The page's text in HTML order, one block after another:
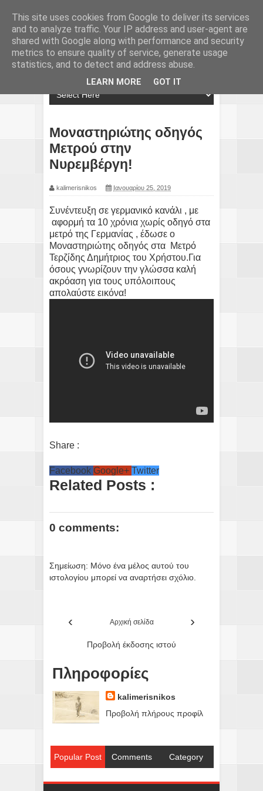
Μοναστηριώτης οδηγός
Μετρού στην
Νυρεμβέργη!
kalimerisnikos Ιανουαρίου 25, 2019
Συνέντευξη σε γερμανικό κανάλι , με
αφορμή τα 10 χρόνια χωρίς οδηγό στα
μετρό της Γερμανίας , έδωσε ο
Μοναστηριώτης οδηγός στα Μετρό
Τερζίδης Δημήτριος του Χρήστου.Για
όσους γνωρίζουν την γλώσσα καλή
ακρόαση για τους υπόλοιπους
απολαύστε εικόνα!
Share :
Facebook Google+ Twitter
Related Posts :
0 comments:
Σημείωση: Μόνο ένα μέλος αυτού του
ιστολογίου μπορεί να αναρτήσει σχόλιο.
‹ ›
Αρχική σελίδα
Προβολή έκδοσης ιστού
Πληροφορίες
kalimerisnikos
Προβολή πλήρους προφίλ
Popular Post Comments Category
This site uses cookies from Google to deliver its services
and to analyze traffic. Your IP address and user-agent are
shared with Google along with performance and security
metrics to ensure quality of service, generate usage
statistics, and to detect and address abuse.
LEARN MORE GOT IT